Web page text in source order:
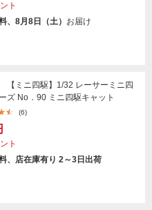
ト
、8月8日（土） お届け
【ミニ四駆】1/32 レーサーミニ四
ズ No．90 ミニ四駆キャット
(6)
ト
、店在庫有り 2～3日出荷